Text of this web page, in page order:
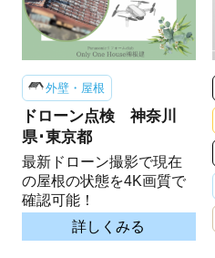
外壁・屋根
ドローン点検 神奈川
県･東京都
最新ドローン撮影で現在
の屋根の状態を4K画質で
確認可能！
詳しくみる